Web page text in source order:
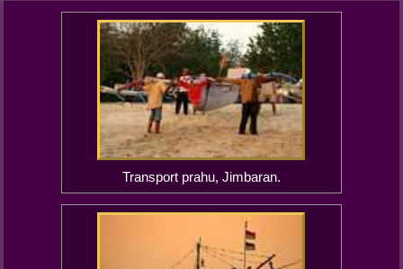
Transport prahu, Jimbaran.